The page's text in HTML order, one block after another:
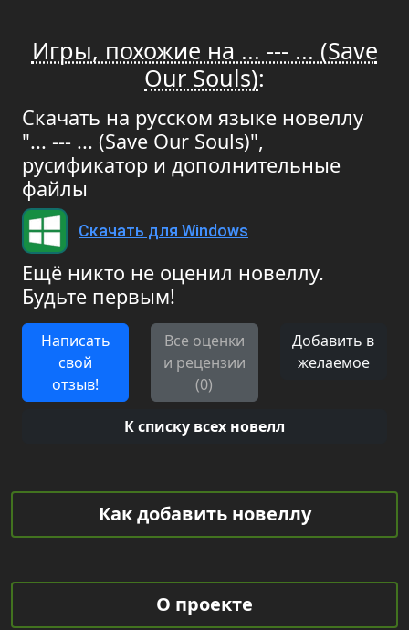
Игры, похожие на ... --- ... (Save
Our Souls):
Скачать на русском языке новеллу
"... --- ... (Save Our Souls)",
русификатор и дополнительные
файлы
Скачать для Windows
Ещё никто не оценил новеллу.
Будьте первым!
Написать
свой
отзыв!
Все оценки
и рецензии
(0)
Добавить в
желаемое
К списку всех новелл
Как добавить новеллу
О проекте